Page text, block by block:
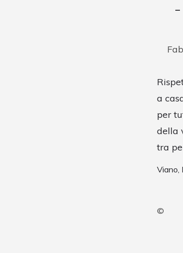
a
per
della
tra
Viano,
©